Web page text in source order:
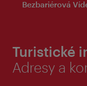
Bezbariérová
Turistické
Adresy a